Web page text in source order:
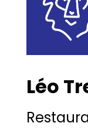
Léo